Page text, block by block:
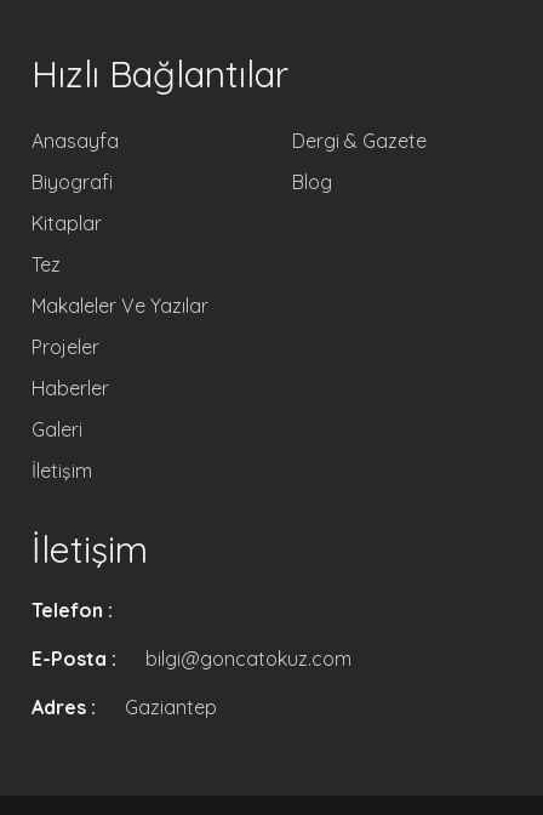
Hızlı Bağlantılar
Anasayfa
Biyografi
Kitaplar
Tez
Makaleler Ve Yazılar
Projeler
Haberler
Galeri
İletişim
Dergi & Gazete
Blog
İletişim
Telefon :
E-Posta :
bilgi@goncatokuz.com
Adres :
Gaziantep